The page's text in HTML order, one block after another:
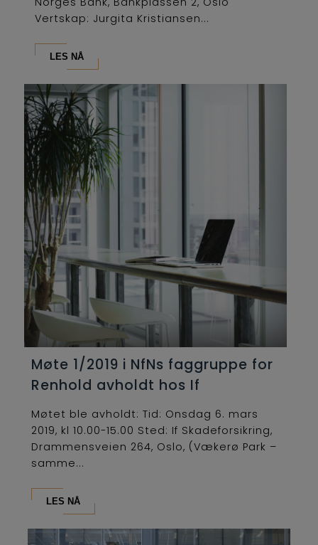
Vertskap: Jurgita Kristiansen...
LES NÅ
Møte 1/2019 i NfNs faggruppe for
Renhold avholdt hos If
Møtet ble avholdt: Tid: Onsdag 6. mars
2019, kl 10.00-15.00 Sted: If Skadeforsikring,
Drammensveien 264, Oslo, (Vækerø Park –
samme...
LES NÅ